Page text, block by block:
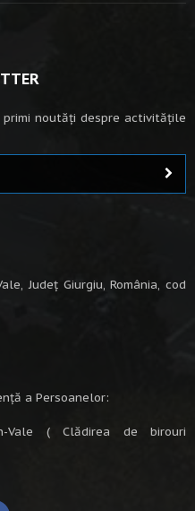
noutăți despre activitățile
Județ Giurgiu, România, cod
a Persoanelor:
Vale ( Clădirea de birouri